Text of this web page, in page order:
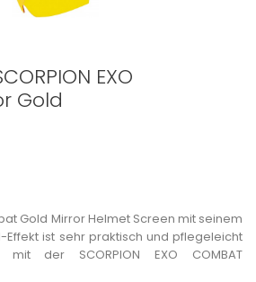
EXO
Gold
Gold Mirror Helmet Screen mit seinem
ist sehr praktisch und pflegeleicht
der SCORPION EXO COMBAT